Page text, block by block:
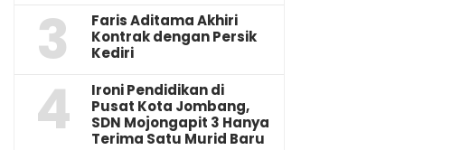
3
Faris Aditama Akhiri
Kontrak dengan Persik
Kediri
4
Ironi Pendidikan di
Pusat Kota Jombang,
SDN Mojongapit 3 Hanya
Terima Satu Murid Baru